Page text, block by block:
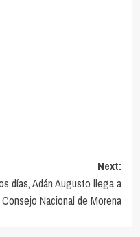
Next:
días, Adán Augusto llega a
Nacional de Morena